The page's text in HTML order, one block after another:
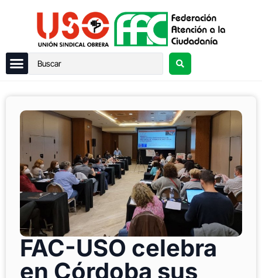
FAC-USO celebra
en Córdoba sus